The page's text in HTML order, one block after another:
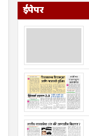
ईपेपर